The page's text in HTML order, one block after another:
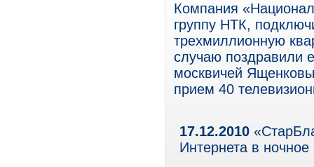
Компания
группу НТК,
трехмиллионную
случаю поздравили
москвичей
прием 40
17.12.2010
Интернета в